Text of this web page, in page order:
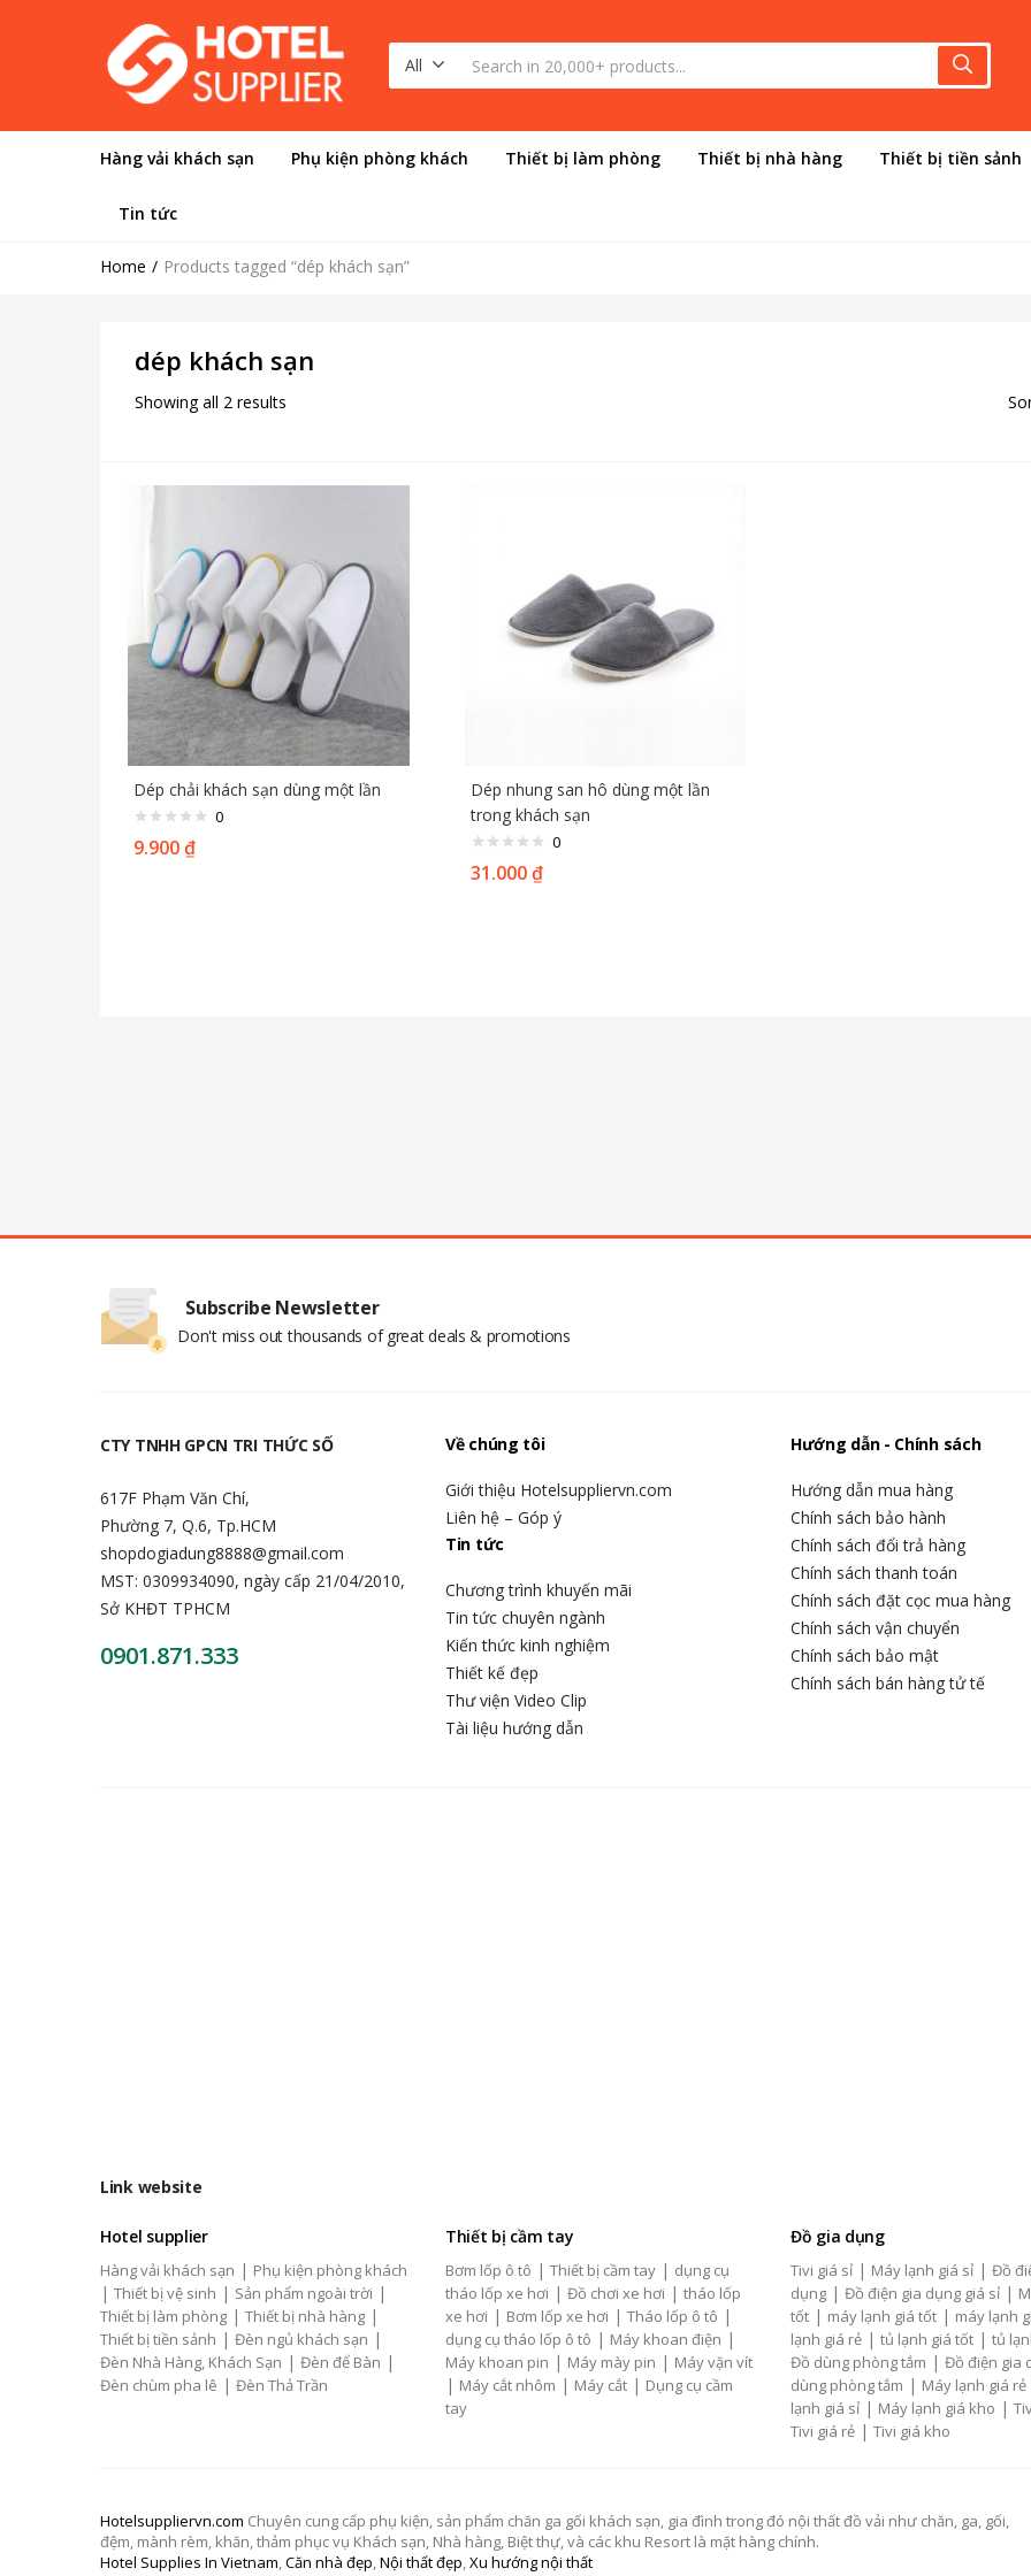
All
Hàng vải khách sạn Phụ kiện phòng khách Thiết bị làm phòng Thiết bị nhà hàng Thiết bị tiền sảnh
Tin tức
Home Products tagged “dép khách sạn”
dép khách sạn
Showing all 2 results
Dép chải khách sạn dùng một lần
0
9.900₫
Dép nhung san hô dùng một lần
trong khách sạn
0
31.000₫
Subscribe Newsletter
Don't miss out thousands of great deals & promotions
CTY TNHH GPCN TRI THỨC SỐ
617F Phạm Văn Chí,
Phường 7, Q.6, Tp.HCM
shopdogiadung8888@gmail.com
MST: 0309934090, ngày cấp 21/04/2010,
Sở KHĐT TPHCM
0901.871.333
Về chúng tôi
Giới thiệu Hotelsuppliervn.com
Liên hệ – Góp ý
Tin tức
Chương trình khuyến mãi
Tin tức chuyên ngành
Kiến thức kinh nghiệm
Thiết kế đẹp
Thư viện Video Clip
Tài liệu hướng dẫn
Hướng dẫn - Chính sách
Hướng dẫn mua hàng
Chính sách bảo hành
Chính sách đổi trả hàng
Chính sách thanh toán
Chính sách đặt cọc mua hàng
Chính sách vận chuyển
Chính sách bảo mật
Chính sách bán hàng tử tế
Link website
Hotel supplier
Hàng vải khách sạn | Phụ kiện phòng khách
| Thiết bị vệ sinh | Sản phẩm ngoài trời |
Thiết bị làm phòng | Thiết bị nhà hàng |
Thiết bị tiền sảnh | Đèn ngủ khách sạn |
Đèn Nhà Hàng, Khách Sạn | Đèn để Bàn |
Đèn chùm pha lê | Đèn Thả Trần
Thiết bị cầm tay
Bơm lốp ô tô | Thiết bị cầm tay | dụng cụ
tháo lốp xe hơi | Đồ chơi xe hơi | tháo lốp
xe hơi | Bơm lốp xe hơi | Tháo lốp ô tô |
dụng cụ tháo lốp ô tô | Máy khoan điện |
Máy khoan pin | Máy mày pin | Máy vặn vít
| Máy cắt nhôm | Máy cắt | Dụng cụ cầm
tay
Đồ gia dụng
Tivi giá sỉ | Máy lạnh giá sỉ | Đồ
dụng | Đồ điện gia dụng giá sỉ |
tốt | máy lạnh giá tốt | máy lạnh
lạnh giá rẻ | tủ lạnh giá tốt | tủ
Đồ dùng phòng tắm | Đồ điện gia
dùng phòng tắm | Máy lạnh giá rẻ
lạnh giá sỉ | Máy lạnh giá kho |
Tivi giá rẻ | Tivi giá kho
Hotelsuppliervn.com Chuyên cung cấp phụ kiện, sản phẩm chăn ga gối khách sạn, gia đình trong đó nội thất đồ vải như chăn, ga, gối,
đệm, mành rèm, khăn, thảm phục vụ Khách sạn, Nhà hàng, Biệt thự, và các khu Resort là mặt hàng chính.
Hotel Supplies In Vietnam,Căn nhà đẹp,Nội thất đẹp,Xu hướng nội thất